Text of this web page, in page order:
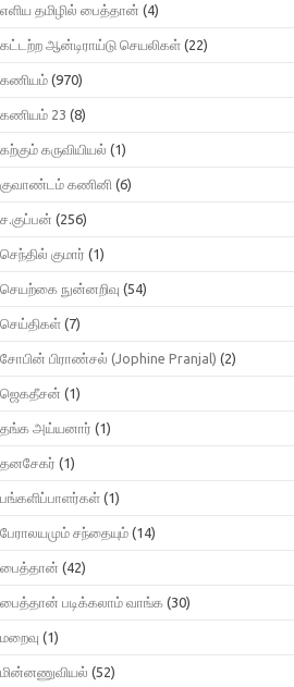
எளிய தமிழில் பைத்தான் (4)
கட்டற்ற ஆன்டிராய்டு செயலிகள் (22)
கணியம் (970)
கணியம் 23 (8)
கற்கும் கருவியியல் (1)
குவாண்டம் கணினி (6)
ச.குப்பன் (256)
செந்தில் குமார் (1)
செயற்கை நுன்னறிவு (54)
செய்திகள் (7)
சோபின் பிராண்சல் (Jophine Pranjal) (2)
ஜெகதீசன் (1)
தங்க அய்யனார் (1)
தனசேகர் (1)
பங்களிப்பாளர்கள் (1)
பேராலயமும் சந்தையும் (14)
பைத்தான் (42)
பைத்தான் படிக்கலாம் வாங்க (30)
மறைவு (1)
மின்னணுவியல் (52)